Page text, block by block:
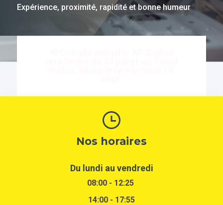
Expérience, proximité, rapidité et bonne humeur
Nos horaires
Du lundi au vendredi
08:00 - 12:25
14:00 - 17:55